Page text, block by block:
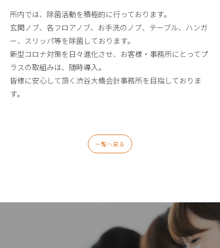
所内では、除菌活動を積極的に行っております。
玄関ノブ、各フロアノブ、お手洗のノブ、テーブル、ハンガ
ー、スリッパ等を除菌しております。
新型コロナ対策を日々進化させ、お客様・事務所にとってプ
ラスの取組みは、随時導入。
皆様に安心して頂く渋谷大橋会計事務所を目指しておりま
す。
一覧へ戻る